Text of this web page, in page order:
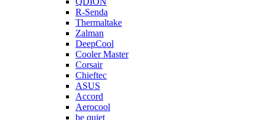
R-Senda
Thermaltake
Zalman
DeepCool
Cooler Master
Corsair
Chieftec
ASUS
Accord
Aerocool
be quiet